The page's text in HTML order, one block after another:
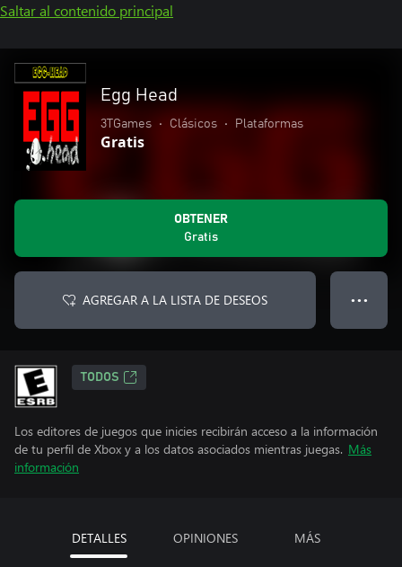
Saltar al contenido principal
Egg Head
3TGames • Clásicos • Plataformas
Gratis
OBTENER
Gratis
AGREGAR A LA LISTA DE DESEOS ● ● ●
TODOS
Los editores de juegos que inicies recibirán acceso a la información
de tu perfil de Xbox y a los datos asociados mientras juegas. Más
información
DETALLES OPINIONES MÁS